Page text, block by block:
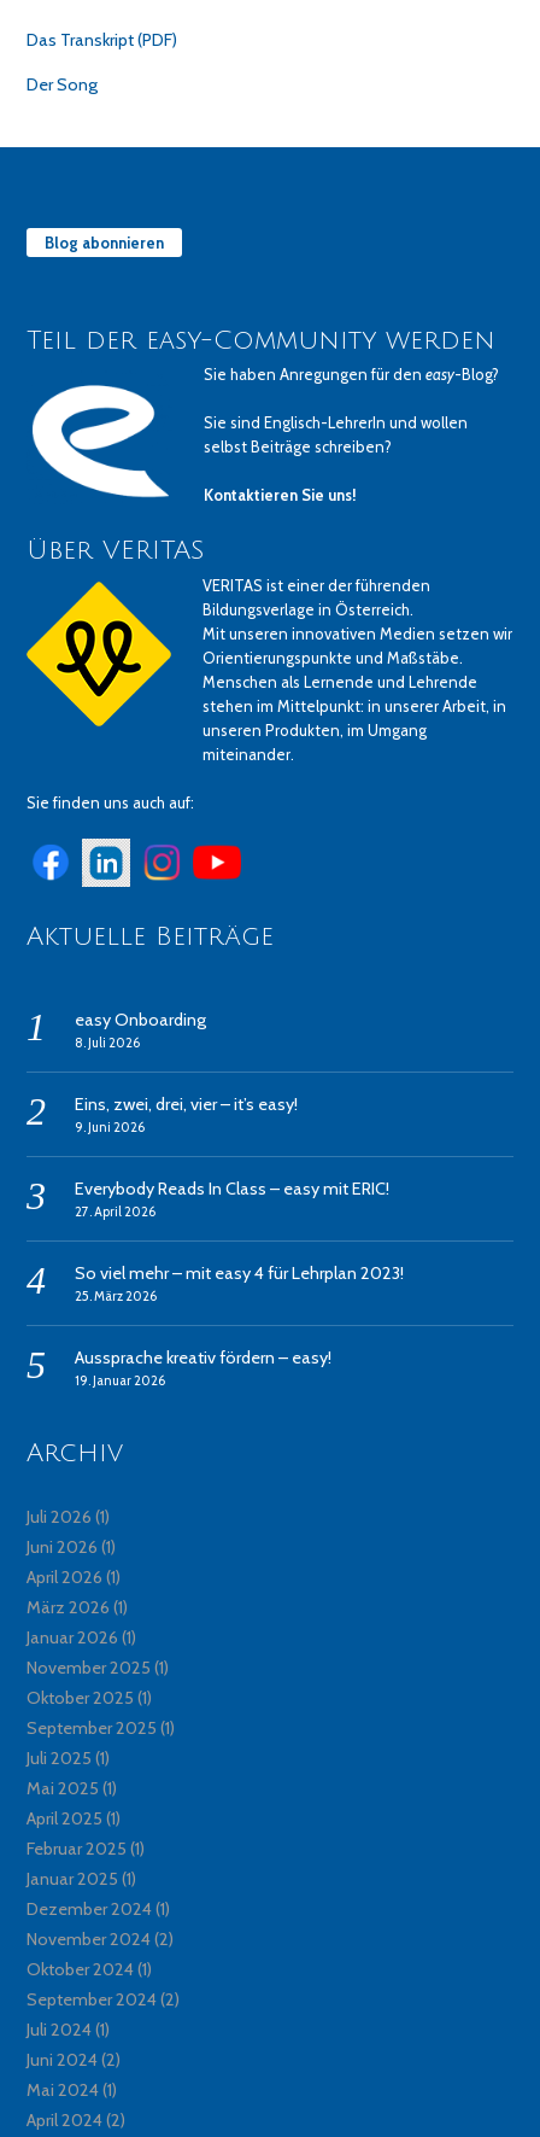
Das Transkript (PDF)
Der Song
Blog abonnieren
Teil der easy-Community werden
Sie haben Anregungen für deneasy-Blog?
Sie sind Englisch-LehrerIn und wollen
selbst Beiträge schreiben?
Kontaktieren Sie uns!
Über VERITAS
VERITAS ist einer der führenden
Bildungsverlage in Österreich.
Mit unseren innovativen Medien setzen wir
Orientierungspunkte und Maßstäbe.
Menschen als Lernende und Lehrende
stehen im Mittelpunkt: in unserer Arbeit, in
unseren Produkten, im Umgang
miteinander.
Sie finden uns auch auf:
Aktuelle Beiträge
easy Onboarding
8. Juli 2026
Eins, zwei, drei, vier – it’s easy!
9. Juni 2026
Everybody Reads In Class – easy mit ERIC!
27. April 2026
So viel mehr – mit easy 4 für Lehrplan 2023!
25. März 2026
Aussprache kreativ fördern – easy!
19. Januar 2026
Archiv
Juli 2026 (1)
Juni 2026 (1)
April 2026 (1)
März 2026 (1)
Januar 2026 (1)
November 2025 (1)
Oktober 2025 (1)
September 2025 (1)
Juli 2025 (1)
Mai 2025 (1)
April 2025 (1)
Februar 2025 (1)
Januar 2025 (1)
Dezember 2024(1)
November 2024(2)
Oktober 2024(1)
September 2024(2)
Juli 2024(1)
Juni 2024(2)
Mai 2024(1)
April 2024(2)